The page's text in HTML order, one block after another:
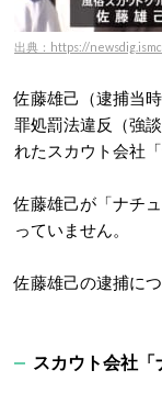
出典：https://
佐藤雄己（逮捕当
罪処罰法違反（強
れたスカウト会社
佐藤雄己が「ナチ
っていません。
佐藤雄己の逮捕に
スカウト会社